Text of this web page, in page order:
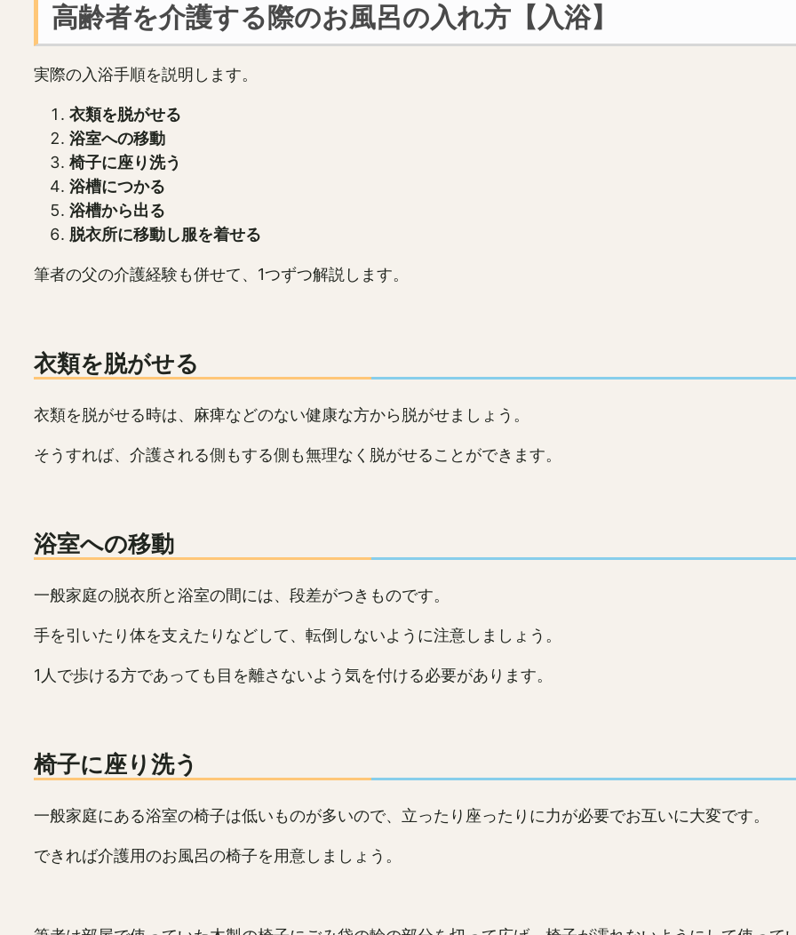
高齢者を介護する際のお風呂の入れ方【入浴】
実際の入浴手順を説明します。
衣類を脱がせる
浴室への移動
椅子に座り洗う
浴槽につかる
浴槽から出る
脱衣所に移動し服を着せる
筆者の父の介護経験も併せて、1つずつ解説します。
衣類を脱がせる
衣類を脱がせる時は、麻痺などのない健康な方から脱がせましょう。
そうすれば、介護される側もする側も無理なく脱がせることができます。
浴室への移動
一般家庭の脱衣所と浴室の間には、段差がつきものです。
手を引いたり体を支えたりなどして、転倒しないように注意しましょう。
1人で歩ける方であっても目を離さないよう気を付ける必要があります。
椅子に座り洗う
一般家庭にある浴室の椅子は低いものが多いので、立ったり座ったりに力が必要でお互いに大変です。
できれば介護用のお風呂の椅子を用意しましょう。